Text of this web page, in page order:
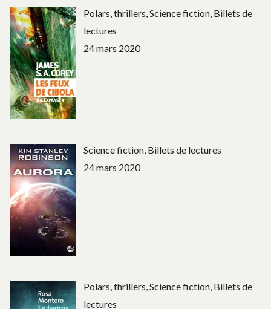
Polars, thrillers, Science fiction, Billets de
lectures
24 mars 2020
Science fiction, Billets de lectures
24 mars 2020
Polars, thrillers, Science fiction, Billets de
lectures